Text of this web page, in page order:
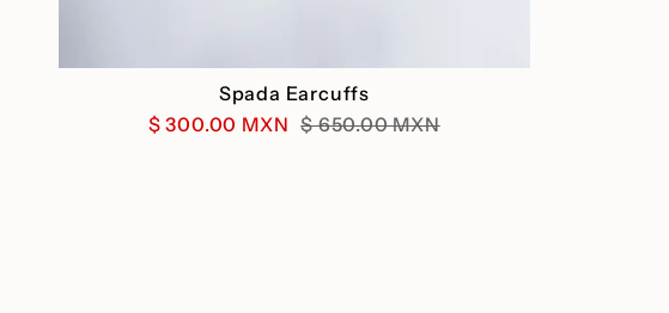
Spada Earcuffs
$ 300.00 MXN $ 650.00 MXN